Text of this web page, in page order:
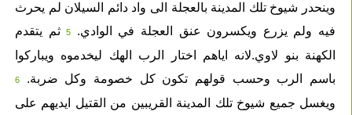
وينحدر شيوخ تلك المدينة بالعجلة الى واد دائم السيلان لم يحرث
فيه ولم يزرع ويكسرون عنق العجلة في الوادي.
5ثم يتقدم
الكهنة بنو لاوي.لانه اياهم اختار الرب الهك ليخدموه ويباركوا
باسم الرب وحسب قولهم تكون كل خصومة وكل ضربة.
6
ويغسل جميع شيوخ تلك المدينة القريبين من القتيل ايديهم على